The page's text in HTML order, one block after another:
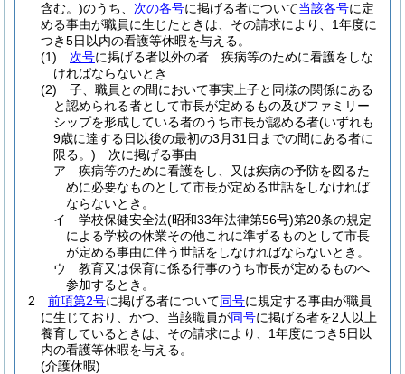
含む。)のうち、 次の各号に掲げる者について当該各号に定
める事由が職員に生じたときは、その請求により、1年度に
つき5日以内の看護等休暇を与える。
(1)
次号に掲げる者以外の者 疾病等のために看護をしな
ければならないとき
(2)
子、職員との間において事実上子と同様の関係にある
と認められる者として市長が定めるもの及びファミリー
シップを形成している者のうち市長が認める者(いずれも
9歳に達する日以後の最初の3月31日までの間にある者に
限る。) 次に掲げる事由
ア
疾病等のために看護をし、又は疾病の予防を図るた
めに必要なものとして市長が定める世話をしなければ
ならないとき。
イ
学校保健安全法(昭和33年法律第56号)第20条の規定
による学校の休業その他これに準ずるものとして市長
が定める事由に伴う世話をしなければならないとき。
ウ
教育又は保育に係る行事のうち市長が定めるものへ
参加するとき。
2
前項第2号に掲げる者について同号に規定する事由が職員
に生じており、かつ、当該職員が同号に掲げる者を2人以上
養育しているときは、その請求により、1年度につき5日以
内の看護等休暇を与える。
(介護休暇)